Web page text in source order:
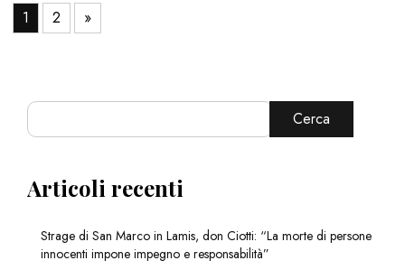
1 2 »
Cerca
Articoli recenti
Strage di San Marco in Lamis, don Ciotti: “La morte di persone
innocenti impone impegno e responsabilità”